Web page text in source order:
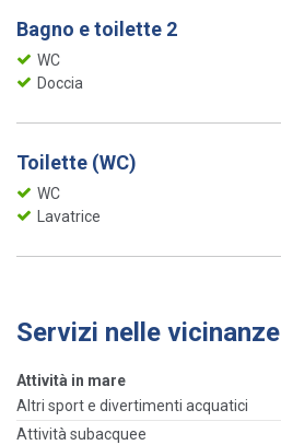
Bagno e toilette 2
WC
Doccia
Toilette (WC)
WC
Lavatrice
Servizi nelle vicinanze
Attività in mare
Altri sport e divertimenti acquatici
Attività subacquee